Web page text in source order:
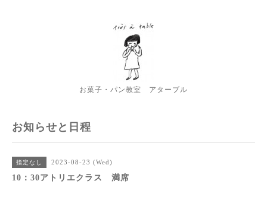
お菓子・パン教室 アターブル
お知らせと日程
指定なし 2023-08-23 (Wed)
10：30アトリエクラス 満席